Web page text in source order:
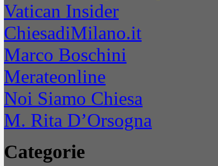
Vatican Insider
ChiesadiMilano.it
Marco Boschini
Merateonline
Noi Siamo Chiesa
M. Rita D’Orsogna
Categorie